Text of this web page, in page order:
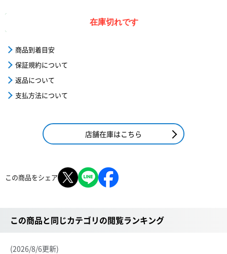
在庫切れです
商品到着目安
保証規約について
返品について
支払方法について
店舗在庫はこちら
この商品をシェア
この商品と同じカテゴリの閲覧ランキング
(2026/8/6更新)